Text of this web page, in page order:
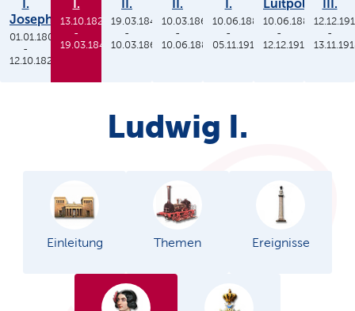
I.
Joseph
01.01.1806
-
12.10.1825
I.
13.10.1825
-
19.03.1848
II.
19.03.1848
-
10.03.1864
II.
10.03.1864
-
10.06.1886
I.
10.06.1886
-
05.11.1913
Luitpold
10.06.1886
-
12.12.1912
III.
-
Ludwig I.
Einleitung Themen Ereignisse